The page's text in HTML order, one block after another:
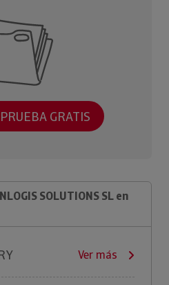
GRATIS
SOLUTIONS SL en
Ver más